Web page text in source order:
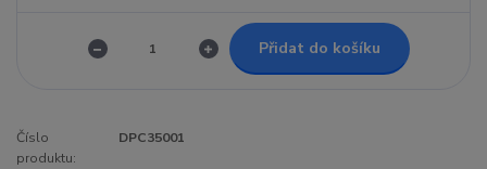
Přidat do košíku
Číslo
produktu:
DPC35001